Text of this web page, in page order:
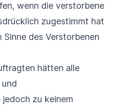
wenn die verstorbene
zugestimmt hat
des Verstorbenen
hätten alle
zu keinem